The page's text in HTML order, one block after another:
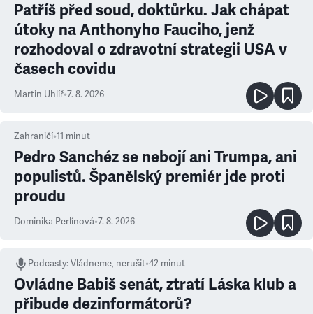
Patříš před soud, doktůrku. Jak chápat
útoky na Anthonyho Fauciho, jenž
rozhodoval o zdravotní strategii USA v
časech covidu
Martin Uhlíř•7. 8. 2026
Zahraničí•11 minut
Pedro Sanchéz se nebojí ani Trumpa, ani
populistů. Španělský premiér jde proti
proudu
Dominika Perlínová•7. 8. 2026
Podcasty:Vládneme, nerušit•42 minut
Ovládne Babiš senát, ztratí Láska klub a
přibude dezinformátorů?